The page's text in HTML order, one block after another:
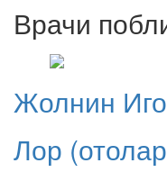
Врачи
Жолнин
Лор